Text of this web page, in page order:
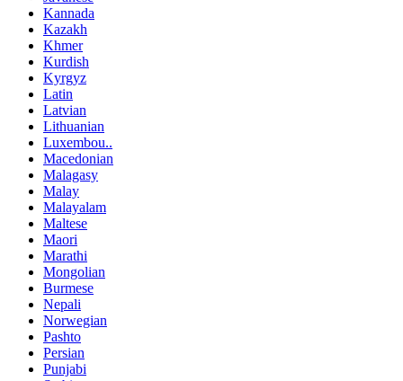
Kannada
Kazakh
Khmer
Kurdish
Kyrgyz
Latin
Latvian
Lithuanian
Luxembou..
Macedonian
Malagasy
Malay
Malayalam
Maltese
Maori
Marathi
Mongolian
Burmese
Nepali
Norwegian
Pashto
Persian
Punjabi